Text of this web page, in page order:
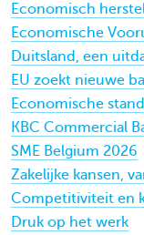
Economisch
Economische
Duitsland, een
EU zoekt nieuwe
Economische
KBC Commercial
SME Belgium 2026
Zakelijke kansen,
Competitiviteit en
Druk op het werk